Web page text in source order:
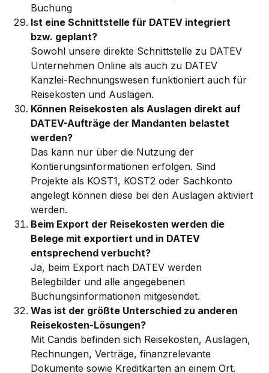
Buchung
Ist eine Schnittstelle für DATEV integriert
bzw. geplant?
Sowohl unsere direkte Schnittstelle zu DATEV
Unternehmen Online als auch zu DATEV
Kanzlei-Rechnungswesen funktioniert auch für
Reisekosten und Auslagen.
Können Reisekosten als Auslagen direkt auf
DATEV-Aufträge der Mandanten belastet
werden?
Das kann nur über die Nutzung der
Kontierungsinformationen erfolgen. Sind
Projekte als KOST1, KOST2 oder Sachkonto
angelegt können diese bei den Auslagen aktiviert
werden.
Beim Export der Reisekosten werden die
Belege mit exportiert und in DATEV
entsprechend verbucht?
Ja, beim Export nach DATEV werden
Belegbilder und alle angegebenen
Buchungsinformationen mitgesendet.
Was ist der größte Unterschied zu anderen
Reisekosten-Lösungen?
Mit Candis befinden sich Reisekosten, Auslagen,
Rechnungen, Verträge, finanzrelevante
Dokumente sowie Kreditkarten an einem Ort.